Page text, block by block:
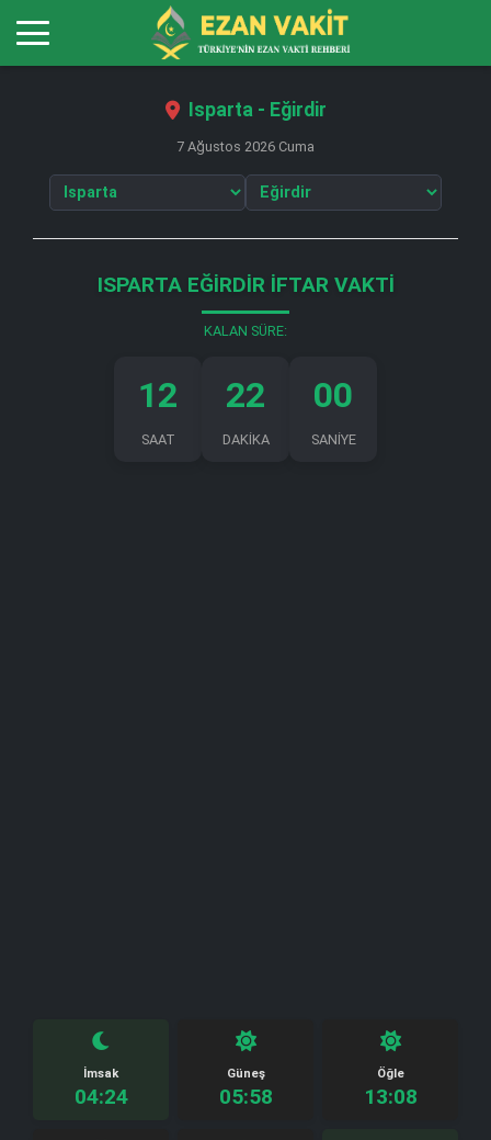
Isparta - Eğirdir
7 Ağustos 2026 Cuma
ISPARTA EĞIRDIR İFTAR VAKTI
KALAN SÜRE:
12
SAAT
21
DAKİKA
59
SANİYE
İmsak
04:24
Güneş
05:58
Öğle
13:08